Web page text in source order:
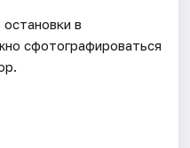
в
сфотографироваться